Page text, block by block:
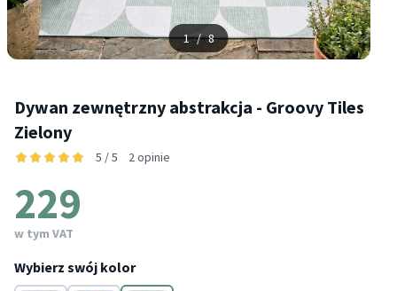
1 / 8
Dywan zewnętrzny abstrakcja - Groovy Tiles
Zielony
5 / 5 2 opinie
229
w tym VAT
Wybierz swój kolor